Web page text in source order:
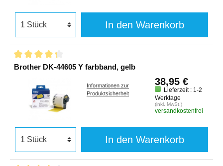
In den Warenkorb
Brother DK-44605 Y farbband, gelb
Informationen zur
Produktsicherheit
38,95 €
Lieferzeit : 1-2
Werktage
(inkl. MwSt.)
versandkostenfrei
In den Warenkorb